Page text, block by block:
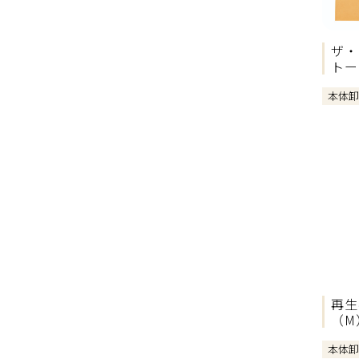
ザ
ト
本体
再
（
本体